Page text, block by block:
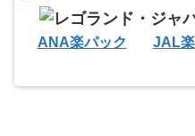
ANA楽パック JAL